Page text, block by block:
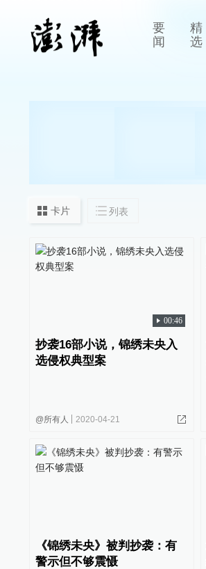
要
闻
精
选
卡片 列表
00:46
抄袭16部小说，锦绣未央入
选侵权典型案
@所有人 2020-04-21
《锦绣未央》被判抄袭：有
警示但不够震慑